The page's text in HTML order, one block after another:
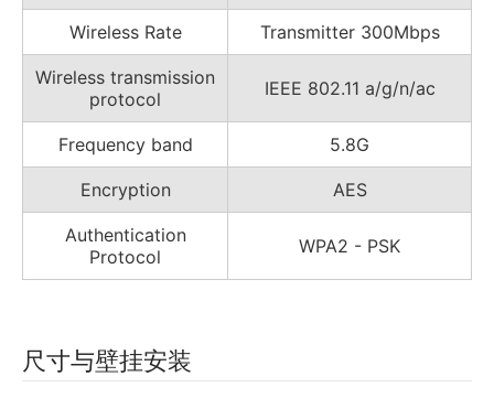
Wireless Rate Transmitter 300Mbps
Wireless transmission
protocol
IEEE 802.11 a/g/n/ac
Frequency band 5.8G
Encryption AES
Authentication
Protocol
WPA2 - PSK
尺寸与壁挂安装